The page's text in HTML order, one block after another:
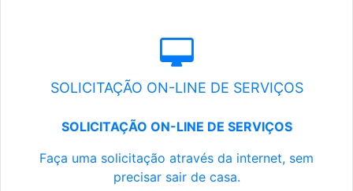
SOLICITAÇÃO ON-LINE DE SERVIÇOS
SOLICITAÇÃO ON-LINE DE SERVIÇOS
Faça uma solicitação através da internet, sem
precisar sair de casa.